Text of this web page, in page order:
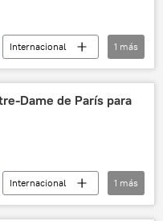
Internacional
1 más
Dame de París para
Internacional
1 más